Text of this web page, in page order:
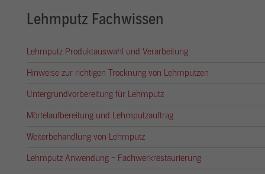
Lehmputz Fachwissen
Lehmputz Produktauswahl und Verarbeitung
Hinweise zur richtigen Trocknung von Lehmputzen
Untergrundvorbereitung für Lehmputz
Mörtelaufbereitung und Lehmputzauftrag
Weiterbehandlung von Lehmputz
Lehmputz Anwendung – Fachwerkrestaurierung